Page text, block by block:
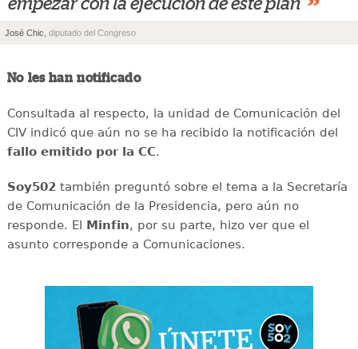
”
José Chic, diputado del Congreso
No les han notificado
Consultada al respecto, la unidad de Comunicación del
CIV indicó que aún no se ha recibido la notificación del
fallo emitido por la CC.
Soy502también preguntó sobre el tema a la Secretaría
de Comunicación de la Presidencia, pero aún no
responde. El Minfin, por su parte, hizo ver que el
asunto corresponde a Comunicaciones.